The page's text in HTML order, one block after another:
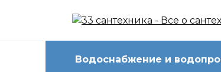
Водоснабжение и